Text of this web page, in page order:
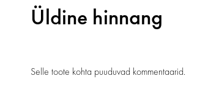
Üldine hinnang
Selle toote kohta puuduvad kommentaarid.